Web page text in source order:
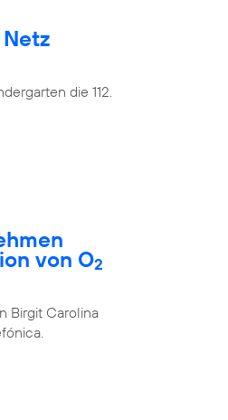
Netz
die 112.
von O2
Birgit Carolina